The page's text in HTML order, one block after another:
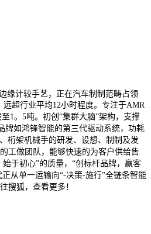
缘计较手艺，正在汽车制制范畴占领
超行业平均12小时程度。专注于AMR
1。5吨。初创“集群大脑”架构，支撑
牌如鸿锋智能的第三代驱动系统，功耗
桁架机械手的研发、设想、制制及发
工做团队，能够快速的为客户供给售
于初心”的质量，“创标杆品牌，赢客
从单一运输向“-决策-施行”全链条智能
搜狐，查看更多！